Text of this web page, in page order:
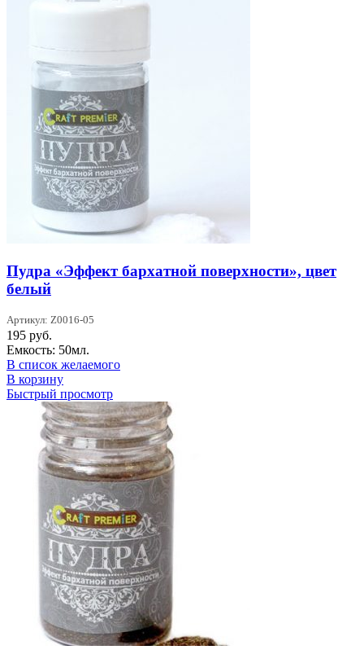
Пудра «Эффект бархатной поверхности», цвет
белый
Артикул: Z0016-05
195 руб.
Емкость: 50мл.
В список желаемого
В корзину
Быстрый просмотр